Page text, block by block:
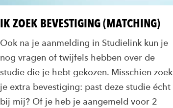
IK ZOEK BEVESTIGING (MATCHING)
Ook na je aanmelding in Studielink kun je
nog vragen of twijfels hebben over de
studie die je hebt gekozen. Misschien zoek
je extra bevestiging: past deze studie écht
bij mij? Of je heb je aangemeld voor 2